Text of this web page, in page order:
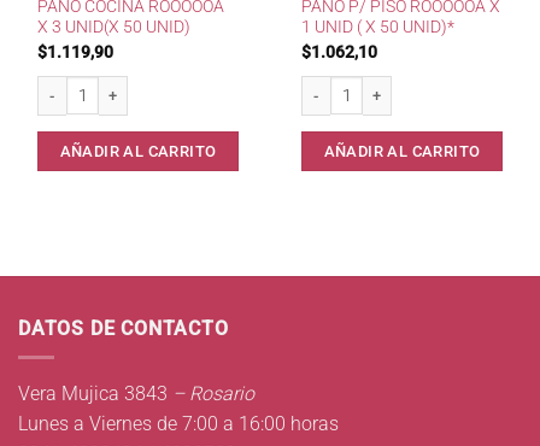
PAÑO COCINA ROOOOOA
X 3 UNID(X 50 UNID)
$1.119,90
Paño cocina RoooooA x 3 unid(x 50 unid) cantidad
AÑADIR AL CARRITO
PAÑO P/ PISO ROOOOOA X
1 UNID ( X 50 UNID)*
$1.062,10
Paño p/ piso RoooooA x 1 unid ( x
AÑADIR AL CARRITO
DATOS DE CONTACTO
Vera Mujica 3843 – Rosario
Lunes a Viernes de 7:00 a 16:00 horas